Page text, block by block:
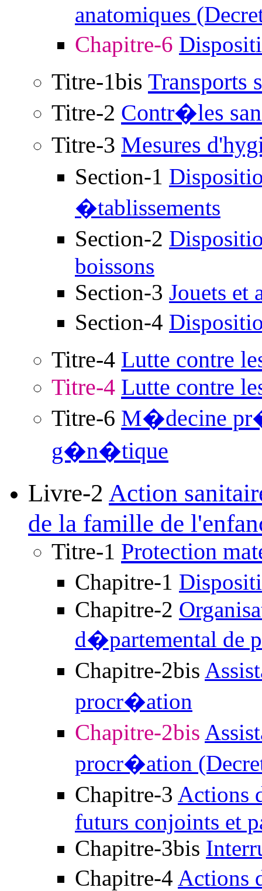
anatomiques
Chapitre-6
Titre-1bis Transports
Titre-2 Contr�les
Titre-3 Mesures
Section-1
�tablissements
Section-2
boissons
Section-3 Jouets et
Section-4
Titre-4 Lutte contre
Titre-4 Lutte contre
Titre-6 M�decine
g�n�tique
Livre-2 Action
de la famille de
Titre-1 Protection
Chapitre-1
Chapitre-2
d�partemental de
Chapitre-2bis
procr�ation
Chapitre-2bis
procr�ation
Chapitre-3 Actions
futurs conjoints et
Chapitre-3bis
Chapitre-4 Actions